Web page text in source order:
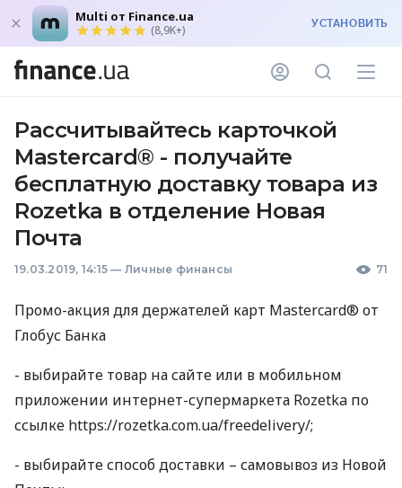
Multi от Finance.ua
(8,9K+) УСТАНОВИТЬ
Рассчитывайтесь карточкой
Masterсard® - получайте
бесплатную доставку товара из
Rozetka в отделение Новая
Почта
19.03.2019, 14:15 — Личные финансы 71
Промо-акция для держателей карт Mastercard® от
Глобус Банка
- выбирайте товар на сайте или в мобильном
приложении интернет-супермаркета Rozetka по
ссылке https://rozetka.com.ua/freedelivery/;
- выбирайте способ доставки – самовывоз из Новой